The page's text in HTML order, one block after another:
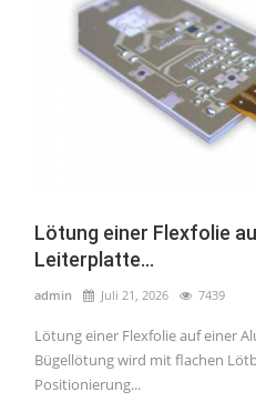
Lötung einer Flexfolie
Leiterplatte...
admin Juli 21, 2026 7439
Lötung einer Flexfolie auf einer
Bügellötung wird mit flachen
Positionierung...